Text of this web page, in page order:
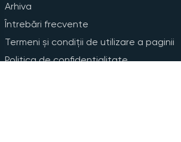
Arhiva
Întrebări frecvente
Termeni și condiții de utilizare a paginii
Politica de confidențialitate